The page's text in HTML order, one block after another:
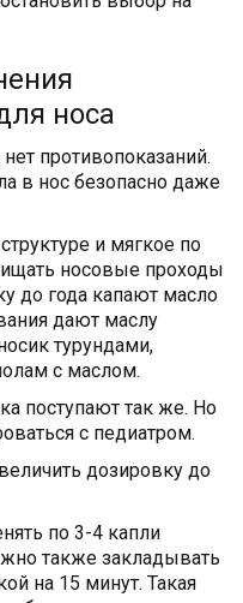
носа
противопоказаний.
в нос безопасно даже
и мягкое по
носовые проходы
до года капают масло
дают маслу
турундами,
с маслом.
поступают так же. Но
с педиатром.
дозировку до
по 3-4 капли
также закладывать
на 15 минут. Такая